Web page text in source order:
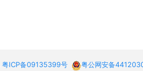
粤ICP备09135399号 粤公网安备